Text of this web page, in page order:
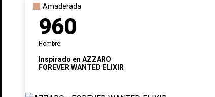
Amaderada
960
Hombre
Inspirado en AZZARO
FOREVER WANTED ELIXIR